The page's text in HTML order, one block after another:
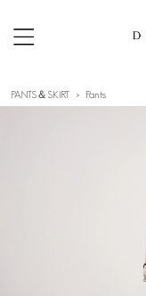
PANTS＆SKIRT Pants